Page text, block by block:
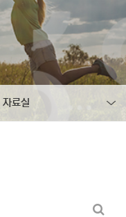
자료실